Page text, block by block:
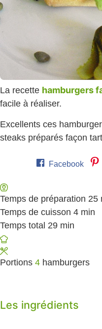
La recette hamburgers
facile à réaliser.
Excellents ces
steaks préparés façon
Facebook
Temps de préparation 25
Temps de cuisson 4 min
Temps total 29 minutes
min
Portions 4 hamburgers
Les ingrédients